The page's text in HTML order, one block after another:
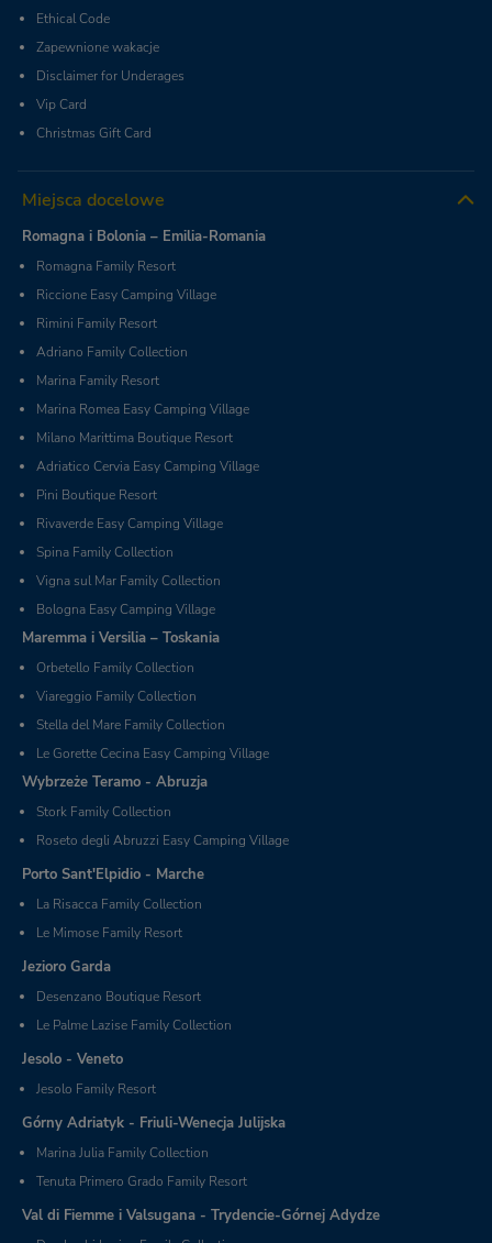
Ethical Code
Zapewnione wakacje
Disclaimer for Underages
Vip Card
Christmas Gift Card
Miejsca docelowe
Romagna i Bolonia – Emilia-Romania
Romagna Family Resort
Riccione Easy Camping Village
Rimini Family Resort
Adriano Family Collection
Marina Family Resort
Marina Romea Easy Camping Village
Milano Marittima Boutique Resort
Adriatico Cervia Easy Camping Village
Pini Boutique Resort
Rivaverde Easy Camping Village
Spina Family Collection
Vigna sul Mar Family Collection
Bologna Easy Camping Village
Maremma i Versilia – Toskania
Orbetello Family Collection
Viareggio Family Collection
Stella del Mare Family Collection
Le Gorette Cecina Easy Camping Village
Wybrzeże Teramo - Abruzja
Stork Family Collection
Roseto degli Abruzzi Easy Camping Village
Porto Sant'Elpidio - Marche
La Risacca Family Collection
Le Mimose Family Resort
Jezioro Garda
Desenzano Boutique Resort
Le Palme Lazise Family Collection
Jesolo - Veneto
Jesolo Family Resort
Górny Adriatyk - Friuli-Wenecja Julijska
Marina Julia Family Collection
Tenuta Primero Grado Family Resort
Val di Fiemme i Valsugana - Trydencie-Górnej Adydze